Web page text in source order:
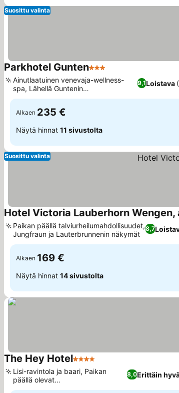
Suosittu valinta
Parkhotel Gunten3 Tähtiluokitus
9,1Loistava
Ainutlaatuinen venevaja-wellness-
spa, Lähellä Guntenin
lauttaterminaalia
Alkaen 235 €
Näytä hinnat 11 sivustolta
Suosittu valinta
Hotel Victoria Lauberhorn
8,7
Paikan päällä talviurheilumahdollisuudet,
Jungfraun ja Lauterbrunnenin näkymät
Alkaen 169 €
Näytä hinnat 14 sivustolta
The Hey Hotel4 Tähtiluokitus
8,0Erittäin
Lisi-ravintola ja baari, Paikan
päällä olevat
talviurheilumahdollisuudet